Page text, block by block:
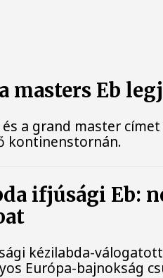
masters Eb
a grand master
kontinenstornán.
ifjúsági Eb:
kézilabda-
Európa-bajnokság